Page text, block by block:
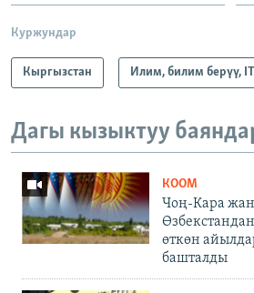
Куржундар
Кыргызстан Илим, билим берүү, IT
Дагы кызыктуу
КООМ
Чоң-Кара
өткөн
башталды